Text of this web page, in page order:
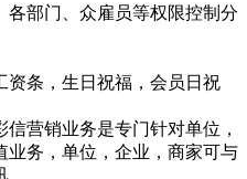
部门、众雇员等权限控制分
资条，生日祝福，会员日祝
营销业务是专门针对单位，
业务，单位，企业，商家可与